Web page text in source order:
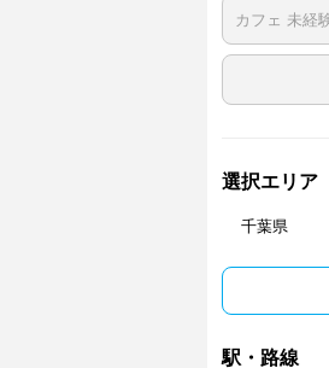
選択エリア
千葉県
駅・路線